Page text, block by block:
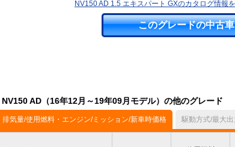
NV150 AD 1.5 エキスパート GXのカタログ情報
このグレードの中古
NV150 AD（16年12月～19年09月モデル）の他のグレード
排気量/使用燃料・エンジン/ミッション/新車時価格 駆動方式/最大